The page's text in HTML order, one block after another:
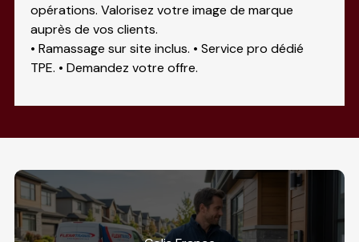
opérations. Valorisez votre image de marque
auprès de vos clients.
• Ramassage sur site inclus. • Service pro dédié
TPE. • Demandez votre offre.